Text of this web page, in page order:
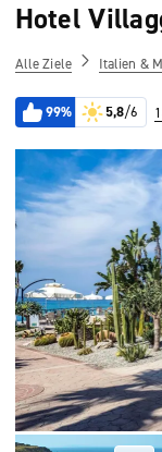
Hotel
Alle Ziele Italien &
99% 5,8/6